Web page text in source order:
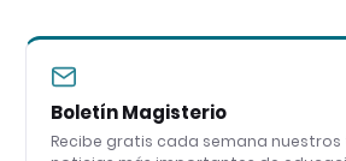
Boletín Magisterio
Recibe gratis cada semana